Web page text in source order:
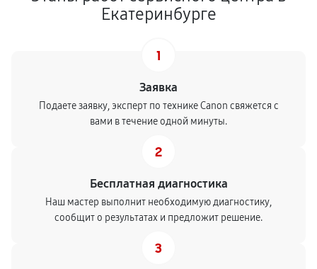
Екатеринбурге
1
Заявка
Подаете заявку, эксперт по технике Canon свяжется с
вами в течение одной минуты.
2
Бесплатная диагностика
Наш мастер выполнит необходимую диагностику,
сообщит о результатах и предложит решение.
3